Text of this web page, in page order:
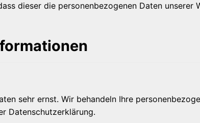
dieser die personenbezogenen Daten unserer
sehr ernst. Wir behandeln Ihre
Datenschutzerklärung.